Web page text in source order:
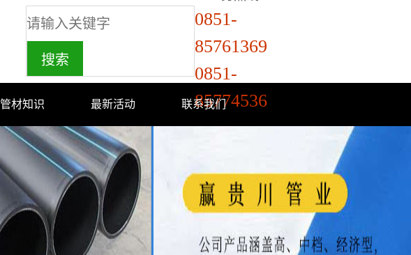
0851-
85761369
0851-
85774536
管材知识 最新活动 联系我们